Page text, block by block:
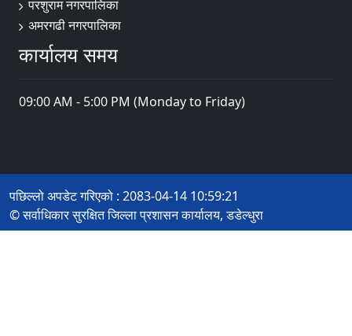
परशुराम नगरपालिका
अमरगढी नगरपालिका
कार्यालय समय
09:00 AM - 5:00 PM (Monday to Friday)
पछिल्लो अपडेट गरिएको : 2083-04-14 10:59:21
© सर्वाधिकार सुरक्षित जिल्ला प्रशासन कार्यालय, डडेल्धुरा